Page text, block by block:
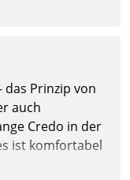
das Prinzip von
auch
Credo in der
ist komfortabel